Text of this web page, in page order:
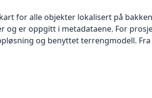
for alle objekter lokalisert på
og er oppgitt i metadataene. For
og benyttet terrengmodell.